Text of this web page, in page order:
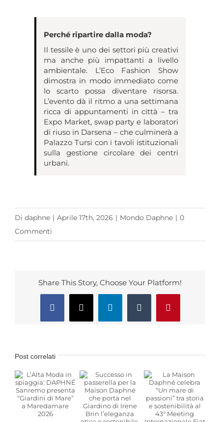
Perché ripartire dalla moda?
Il tessile è uno dei settori più creativi
ma anche più impattanti a livello
ambientale. L’Eco Fashion Show
dimostra in modo immediato come
lo scarto possa diventare risorsa.
L’evento dà il ritmo a una settimana
ricca di appuntamenti in città – tra
Expo Market, swap party e laboratori
di riuso in Darsena – che culminerà a
Palazzo Tursi con i tavoli istituzionali
sulla gestione circolare dei centri
urbani.
Di daphne | Aprile 17th, 2026 | Mondo Daphne | 0
Commenti
Share This Story, Choose Your Platform!
Facebook
X LinkedInTumblr Pinterest
Post correlati